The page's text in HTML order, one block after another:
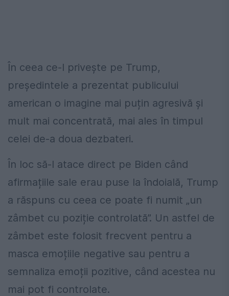
În ceea ce-l privește pe Trump,
președintele a prezentat publicului
american o imagine mai puțin agresivă și
mult mai concentrată, mai ales în timpul
celei de-a doua dezbateri.
În loc să-l atace direct pe Biden când
afirmațiile sale erau puse la îndoială, Trump
a răspuns cu ceea ce poate fi numit „un
zâmbet cu poziție controlată”. Un astfel de
zâmbet este folosit frecvent pentru a
masca emoțiile negative sau pentru a
semnaliza emoții pozitive, când acestea nu
mai pot fi controlate.